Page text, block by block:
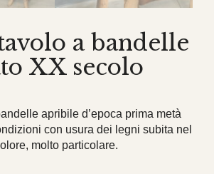
a bandelle
XX secolo
apribile d’epoca prima metà
con usura dei legni subita nel
molto particolare.